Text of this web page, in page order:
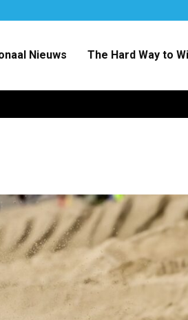
Nieuws The Hard Way to